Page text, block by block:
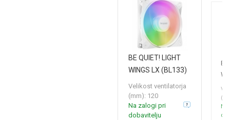
BE QUIET! LIGHT
WINGS LX (BL133)
Reverse 120mm 4-
pin PWM ARGB bel
ventilator
Velikost ventilatorja
(mm): 120
Na zalogi pri
dobavitelju
Na